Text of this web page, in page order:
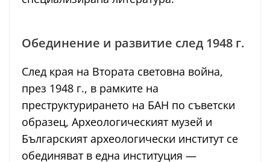
Обединение и развитие след 1948 г.
След края на Втората световна война,
през 1948 г., в рамките на
преструктурирането на БАН по съветски
образец, Археологическият музей и
Българският археологически институт се
обединяват в една институция —